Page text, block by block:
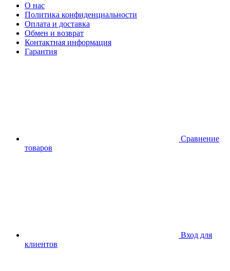
О нас
Политика конфиденциальности
Оплата и доставка
Обмен и возврат
Контактная информация
Гарантия
Сравнение
товаров
Вход для
клиентов